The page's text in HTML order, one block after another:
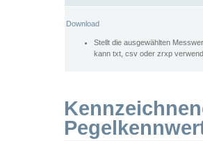
Download
Stellt die ausgewählten
kann txt, csv oder zrxp